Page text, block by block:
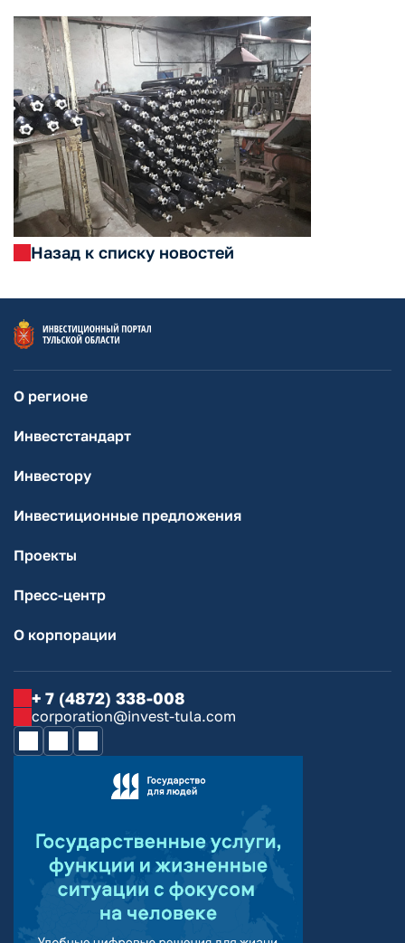
Назад к списку новостей
О регионе
Инвестстандарт
Инвестору
Инвестиционные предложения
Проекты
Пресс-центр
О корпорации
+ 7 (4872) 338-008
corporation@invest-tula.com